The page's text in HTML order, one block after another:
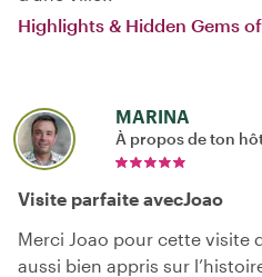
Highlights & Hidden Gems
MARINA
À propos de ton
Visite parfaite avecJoao
Merci Joao pour cette visite
aussi bien appris sur